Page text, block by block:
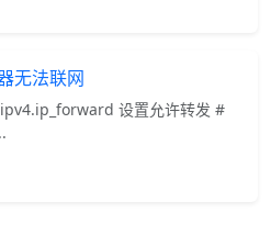
无法联网
设置允许转发 #